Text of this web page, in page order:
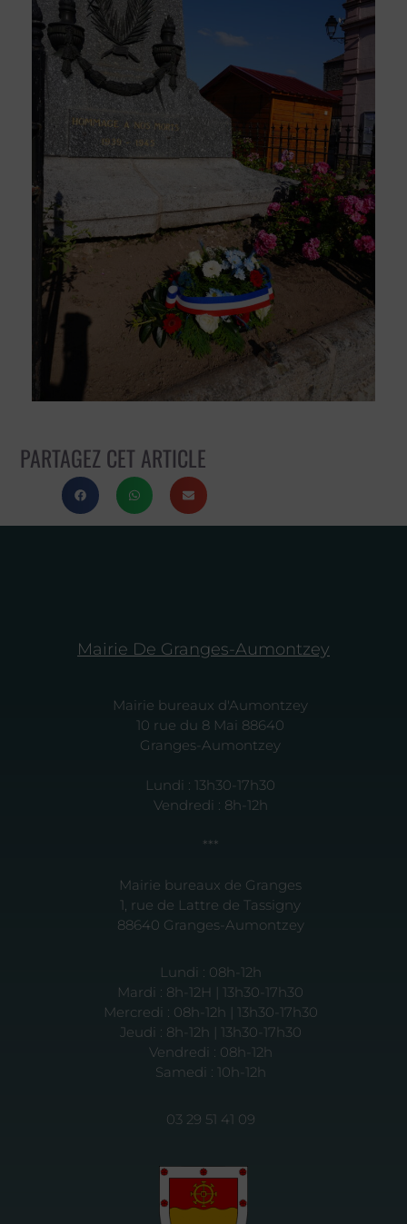
PARTAGEZ CET ARTICLE
Mairie De Granges-Aumontzey
Mairie bureaux d'Aumontzey
10 rue du 8 Mai 88640
Granges-Aumontzey
Lundi : 13h30-17h30
Vendredi : 8h-12h
***
Mairie bureaux de Granges
1, rue de Lattre de Tassigny
88640 Granges-Aumontzey
Lundi : 08h-12h
Mardi : 8h-12H | 13h30-17h30
Mercredi : 08h-12h | 13h30-17h30
Jeudi : 8h-12h | 13h30-17h30
Vendredi : 08h-12h
Samedi : 10h-12h
03 29 51 41 09